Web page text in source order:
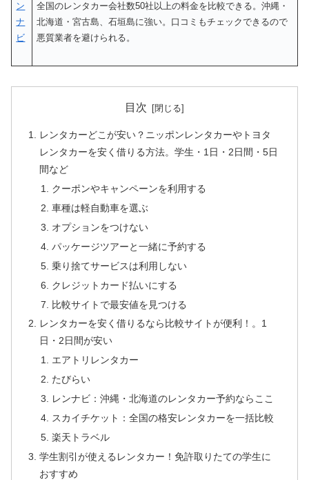
ン
ナ
ビ
全国のレンタカー会社数50社以上の料金を比較できる。沖縄・
北海道・宮古島、石垣島に強い。口コミもチェックできるので
悪質業者を避けられる。
目次
レンタカーどこが安い？ニッポンレンタカーやトヨタ
レンタカーを安く借りる方法。学生・1日・2日間・5日
間など
クーポンやキャンペーンを利用する
車種は軽自動車を選ぶ
オプションをつけない
パッケージツアーと一緒に予約する
乗り捨てサービスは利用しない
クレジットカード払いにする
比較サイトで最安値を見つける
レンタカーを安く借りるなら比較サイトが便利！。1
日・2日間が安い
エアトリレンタカー
たびらい
レンナビ：沖縄・北海道のレンタカー予約ならここ
スカイチケット：全国の格安レンタカーを一括比較
楽天トラベル
学生割引が使えるレンタカー！免許取りたての学生に
おすすめ